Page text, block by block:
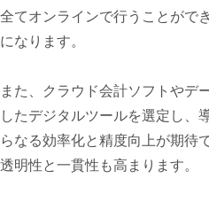
全てオンラインで行うことがで
になります。
また、クラウド会計ソフトやデ
したデジタルツールを選定し、
らなる効率化と精度向上が期待
透明性と一貫性も高まります。